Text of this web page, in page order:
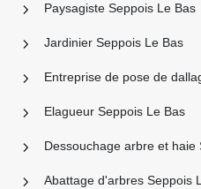
Paysagiste Seppois Le Bas
Jardinier Seppois Le Bas
Entreprise de pose de
Elagueur Seppois Le Bas
Dessouchage arbre et haie
Abattage d'arbres Seppois